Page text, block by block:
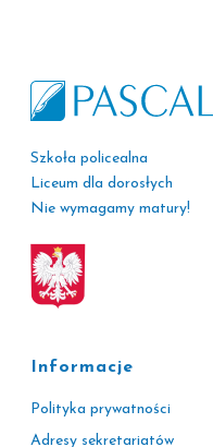
Szkoła policealna
Liceum dla dorosłych
Nie wymagamy matury!
Informacje
Polityka prywatności
Adresy sekretariatów